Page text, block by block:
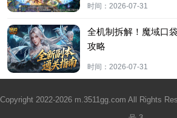
时间： 2026-07-31
全机制拆解！魔域口
攻略
时间： 2026-07-31
Copyright 2022-2026 m.3511gg.com All Rights